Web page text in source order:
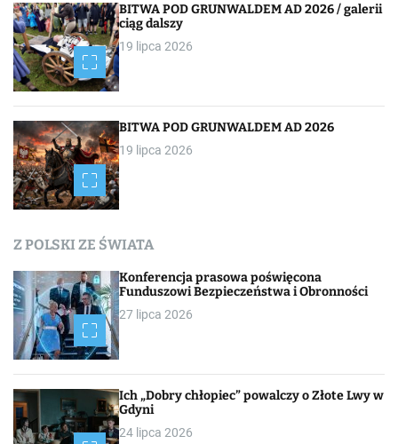
BITWA POD GRUNWALDEM AD 2026 / galerii
ciąg dalszy
19 lipca 2026
BITWA POD GRUNWALDEM AD 2026
19 lipca 2026
Z POLSKI ZE ŚWIATA
Konferencja prasowa poświęcona
Funduszowi Bezpieczeństwa i Obronności
27 lipca 2026
Ich „Dobry chłopiec” powalczy o Złote Lwy w
Gdyni
24 lipca 2026